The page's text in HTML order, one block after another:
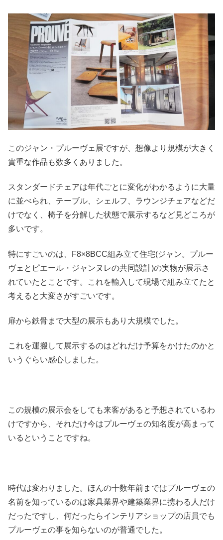
このジャン・プルーヴェ展ですが、想像より規模が大きく
貴重な作品も数多くありました。
スタンダードチェアは年代ごとに変化がわかるように大量
に並べられ、テーブル、シェルフ、ラウンジチェアなどだ
けでなく、椅子を分解した状態で展示するなど見どころが
多いです。
特にすごいのは、F8×8BCC組み立て住宅(ジャン。プルー
ヴェとピエール・ジャンヌレの共同設計)の実物が展示さ
れていたとことです。これを輸入して現場で組み立てたと
考えると大変さがすごいです。
扉から鉄骨まで大型の展示もあり大規模でした。
これを運搬して展示するのはどれだけ予算をかけたのかと
いうぐらい感心しました。
この規模の展示会をしても来客があると予想されているわ
けですから、それだけ今はプルーヴェの知名度が高まって
いるということですね。
時代は変わりました。ほんの十数年前まではプルーヴェの
名前を知っているのは家具業界や建築業界に携わる人だけ
だったですし、何だったらインテリアショップの店員でも
プルーヴェの事を知らないのが普通でした。